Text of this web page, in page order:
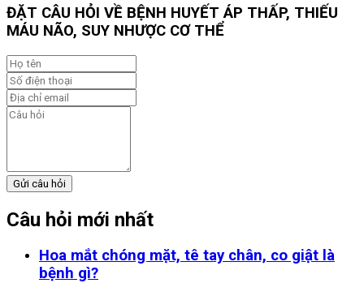
ĐẶT CÂU HỎI VỀ BỆNH HUYẾT ÁP THẤP, THIẾU
MÁU NÃO, SUY NHƯỢC CƠ THỂ
Gửi câu hỏi
Câu hỏi mới nhất
Hoa mắt chóng mặt, tê tay chân, co giật là
bệnh gì?